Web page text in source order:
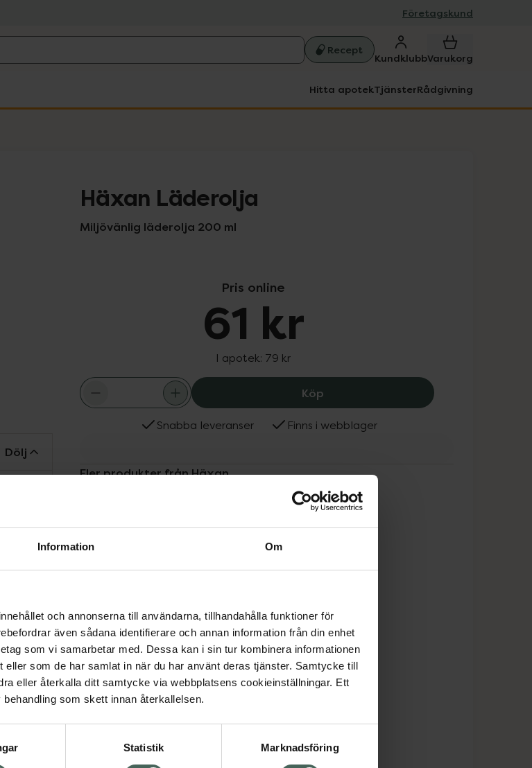
Information Om
och annonserna till användarna, tillhandahålla funktioner för
även sådana identifierare och annan information från din enhet
som vi samarbetar med. Dessa kan i sin tur kombinera informationen
eller som de har samlat in när du har använt deras tjänster. Samtycke till
eller återkalla ditt samtycke via webbplatsens cookieinställningar. Ett
som skett innan återkallelsen.
Statistik Marknadsföring
Företagskund
Recept
KundklubbVarukorg
Hitta apotekTjänsterRådgivning
Häxan Läderolja
Miljövänlig läderolja 200 ml
Pris online
61 kr
I apotek: 79 kr
Köp Häxan Läderolja, 61 kr.
Snabba leveranser Finns i webblager
Fler produkter från Häxan
Dölj
skor.
Visa